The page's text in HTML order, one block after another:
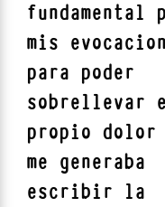
fundamental
mis
para poder
sobrellevar
propio dolor
me generaba
escribir la